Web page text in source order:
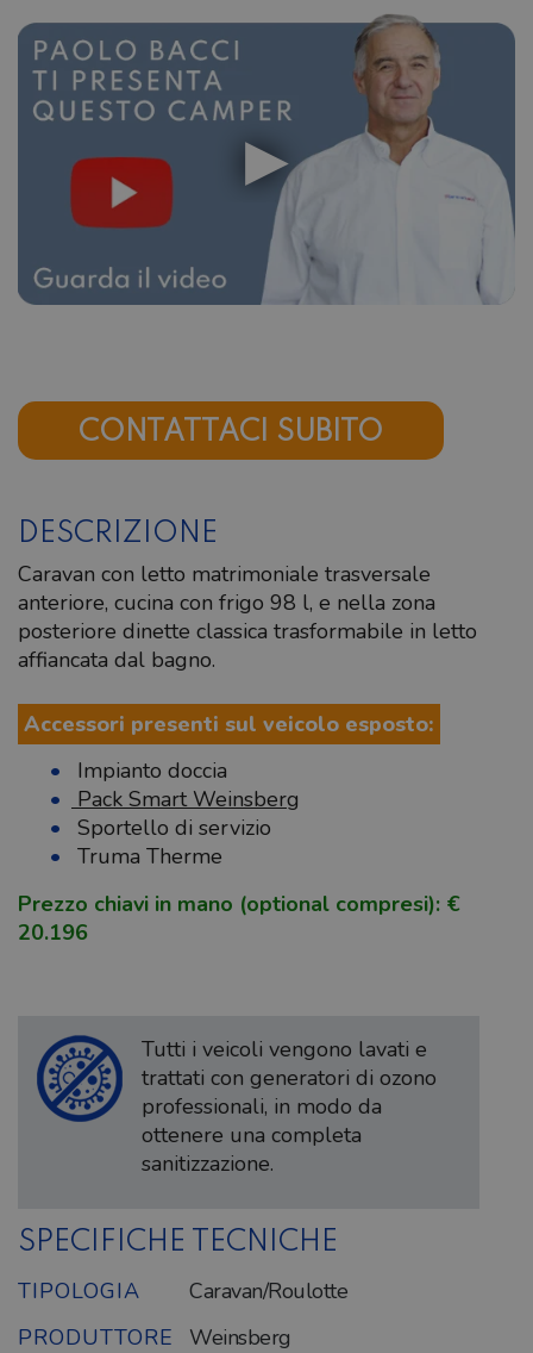
CONTATTACI SUBITO
DESCRIZIONE
Caravan con letto matrimoniale trasversale
anteriore, cucina con frigo 98 l, e nella zona
posteriore dinette classica trasformabile in letto
affiancata dal bagno.
Accessori presenti sul veicolo esposto:
Impianto doccia
Pack Smart Weinsberg
Sportello di servizio
Truma Therme
Prezzo chiavi in mano (optional compresi): €
20.196
Tutti i veicoli vengono lavati e
trattati con generatori di ozono
professionali, in modo da
ottenere una completa
sanitizzazione.
SPECIFICHE TECNICHE
TIPOLOGIA
Caravan/Roulotte
PRODUTTORE
Weinsberg